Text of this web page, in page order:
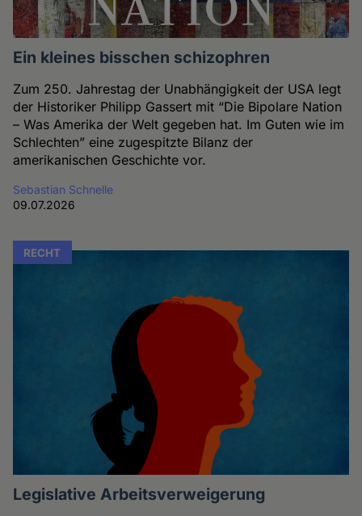
Ein kleines bisschen schizophren
Zum 250. Jahrestag der Unabhängigkeit der USA legt
der Historiker Philipp Gassert mit “Die Bipolare Nation
– Was Amerika der Welt gegeben hat. Im Guten wie im
Schlechten” eine zugespitzte Bilanz der
amerikanischen Geschichte vor.
Sebastian Schnelle
09.07.2026
RECHT
Legislative Arbeitsverweigerung